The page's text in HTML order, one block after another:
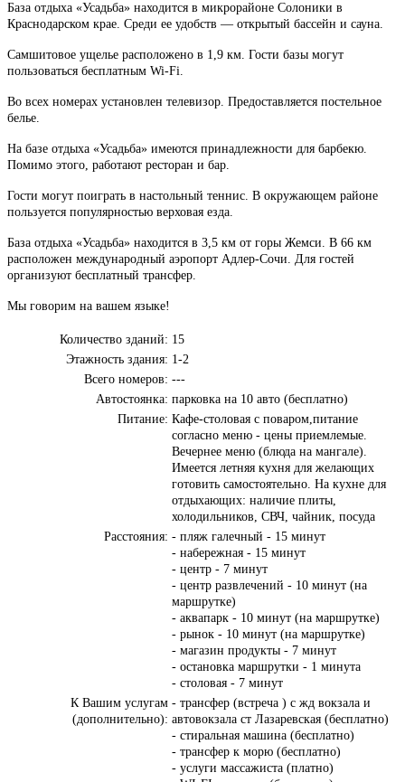
База отдыха «Усадьба» находится в микрорайоне Солоники в
Краснодарском крае. Среди ее удобств — открытый бассейн и сауна.
Самшитовое ущелье расположено в 1,9 км. Гости базы могут
пользоваться бесплатным Wi-Fi.
Во всех номерах установлен телевизор. Предоставляется постельное
белье.
На базе отдыха «Усадьба» имеются принадлежности для барбекю.
Помимо этого, работают ресторан и бар.
Гости могут поиграть в настольный теннис. В окружающем районе
пользуется популярностью верховая езда.
База отдыха «Усадьба» находится в 3,5 км от горы Жемси. В 66 км
расположен международный аэропорт Адлер-Сочи. Для гостей
организуют бесплатный трансфер.
Мы говорим на вашем языке!
Количество зданий: 15
Этажность здания: 1-2
Всего номеров: ---
Автостоянка: парковка на 10 авто (бесплатно)
Питание: Кафе-столовая с поваром,питание
согласно меню - цены приемлемые.
Вечернее меню (блюда на мангале).
Имеется летняя кухня для желающих
готовить самостоятельно. На кухне для
отдыхающих: наличие плиты,
холодильников, СВЧ, чайник, посуда
Расстояния: - пляж галечный - 15 минут
- набережная - 15 минут
- центр - 7 минут
- центр развлечений - 10 минут (на
маршрутке)
- аквапарк - 10 минут (на маршрутке)
- рынок - 10 минут (на маршрутке)
- магазин продукты - 7 минут
- остановка маршрутки - 1 минута
- столовая - 7 минут
К Вашим услугам
(дополнительно):
- трансфер (встреча ) с жд вокзала и
автовокзала ст Лазаревская (бесплатно)
- стиральная машина (бесплатно)
- трансфер к морю (бесплатно)
- услуги массажиста (платно)